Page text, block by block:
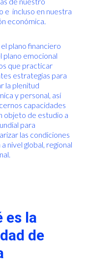
e incluso en nuestra
económica.
plano financiero
plano emocional
que practicar
estrategias para
la plenitud
y personal, así
capacidades
objeto de estudio a
para
las condiciones
nivel global, regional
es la
de